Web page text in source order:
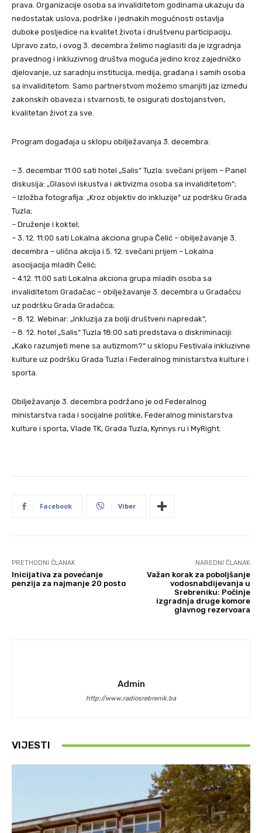
prava. Organizacije osoba sa invaliditetom godinama ukazuju da
nedostatak uslova, podrške i jednakih mogućnosti ostavlja
duboke posljedice na kvalitet života i društvenu participaciju.
Upravo zato, i ovog 3. decembra želimo naglasiti da je izgradnja
pravednog i inkluzivnog društva moguća jedino kroz zajedničko
djelovanje, uz saradnju institucija, medija, građana i samih osoba
sa invaliditetom. Samo partnerstvom možemo smanjiti jaz između
zakonskih obaveza i stvarnosti, te osigurati dostojanstven,
kvalitetan život za sve.
Program događaja u sklopu obilježavanja 3. decembra:
– 3. decembar 11:00 sati hotel „Salis“ Tuzla: svečani prijem – Panel
diskusija: „Glasovi iskustva i aktivizma osoba sa invaliditetom“;
– Izložba fotografija: „Kroz objektiv do inkluzije“ uz podršku Grada
Tuzla;
– Druženje i koktel;
– 3. 12. 11:00 sati Lokalna akciona grupa Čelić – obilježavanje 3.
decembra – ulična akcija i 5. 12. svečani prijem – Lokalna
asocijacija mladih Čelić;
– 4.12. 11:00 sati Lokalna akciona grupa mladih osoba sa
invaliditetom Gradačac – obilježavanje 3. decembra u Gradačcu
uz podršku Grada Gradačca;
– 8. 12. Webinar: „Inkluzija za bolji društveni napredak“,
– 8. 12. hotel „Salis“ Tuzla 18:00 sati predstava o diskriminaciji:
„Kako razumjeti mene sa autizmom?“ u sklopu Festivala inkluzivne
kulture uz podršku Grada Tuzla i Federalnog ministarstva kulture i
sporta.
Obilježavanje 3. decembra podržano je od Federalnog
ministarstva rada i socijalne politike, Federalnog ministarstva
kulture i sporta, Vlade TK, Grada Tuzla, Kynnys ru i MyRight.
Facebook Viber
PRETHODNI ČLANAK
Inicijativa za povećanje
penzija za najmanje 20 posto
NAREDNI ČLANAK
Važan korak za poboljšanje
vodosnabdijevanja u
Srebreniku: Počinje
izgradnja druge komore
glavnog rezervoara
Admin
http://www.radiosrebrenik.ba
VIJESTI